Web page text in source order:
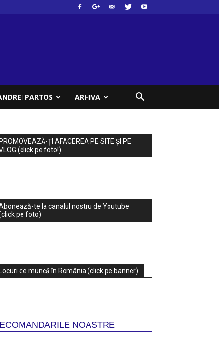
PARTOS ARHIVA
PROMOVEAZĂ-ȚI AFACEREA PE SITE ȘI PE
(click pe foto!)
te la canalul nostru de Youtube
pe foto)
Locuri de muncă în România (click pe banner)
NOASTRE